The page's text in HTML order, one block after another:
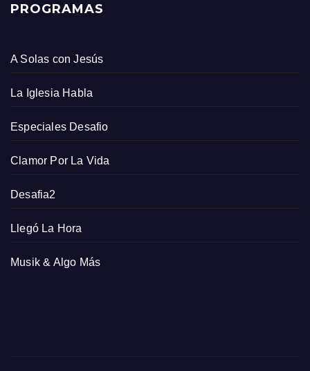
PROGRAMAS
A Solas con Jesús
La Iglesia Habla
Especiales Desafio
Clamor Por La Vida
Desafia2
Llegó La Hora
Musik & Algo Más